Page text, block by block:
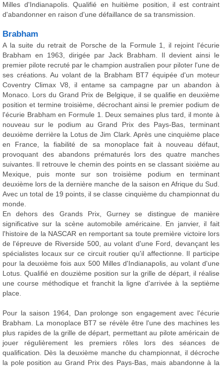
Milles d'Indianapolis. Qualifié en huitième position, il est contraint
d'abandonner en raison d'une défaillance de sa transmission.
Brabham
A la suite du retrait de Porsche de la Formule 1, il rejoint l'écurie
Brabham en 1963, dirigée par Jack Brabham. Il devient ainsi le
premier pilote recruté par le champion australien pour piloter l'une de
ses créations. Au volant de la Brabham BT7 équipée d'un moteur
Coventry Climax V8, il entame sa campagne par un abandon à
Monaco. Lors du Grand Prix de Belgique, il se qualifie en deuxième
position et termine troisième, décrochant ainsi le premier podium de
l'écurie Brabham en Formule 1. Deux semaines plus tard, il monte à
nouveau sur le podium au Grand Prix des Pays-Bas, terminant
deuxième derrière la Lotus de Jim Clark. Après une cinquième place
en France, la fiabilité de sa monoplace fait à nouveau défaut,
provoquant des abandons prématurés lors des quatre manches
suivantes. Il retrouve le chemin des points en se classant sixième au
Mexique, puis monte sur son troisième podium en terminant
deuxième lors de la dernière manche de la saison en Afrique du Sud.
Avec un total de 19 points, il se classe cinquième du championnat du
monde.
En dehors des Grands Prix, Gurney se distingue de manière
significative sur la scène automobile américaine. En janvier, il fait
l'histoire de la NASCAR en remportant sa toute première victoire lors
de l'épreuve de Riverside 500, au volant d'une Ford, devançant les
spécialistes locaux sur ce circuit routier qu'il affectionne. Il participe
pour la deuxième fois aux 500 Milles d'Indianapolis, au volant d'une
Lotus. Qualifié en douzième position sur la grille de départ, il réalise
une course méthodique et franchit la ligne d'arrivée à la septième
place.
Pour la saison 1964, Dan prolonge son engagement avec l'écurie
Brabham. La monoplace BT7 se révèle être l'une des machines les
plus rapides de la grille de départ, permettant au pilote américain de
jouer régulièrement les premiers rôles lors des séances de
qualification. Dès la deuxième manche du championnat, il décroche
la pole position au Grand Prix des Pays-Bas, mais abandonne à la